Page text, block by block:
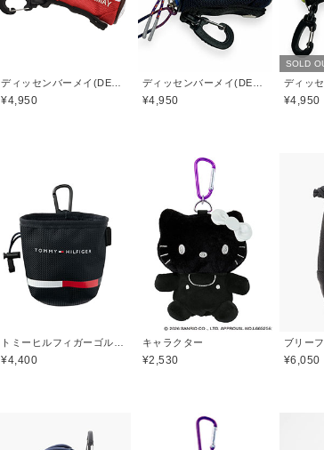
¥4,950 ¥4,950
SOLD
¥4,950
¥4,400
キャラクター
¥2,530 ¥6,050